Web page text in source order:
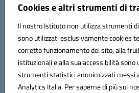
Cookies e altri strumenti di
Il nostro Istituto non utilizza strumenti
sono utilizzati esclusivamente cookies
corretto funzionamento del sito, alla
istituzionali e alla sua accessibilità sono
strumenti statistici anonimizzati messi
Analytics Italia. Per saperne di più sul
via T. Campanella, 80011 Acerra (NA), tel/
Sede succursale con liceo musicale:
via S. Pellico, 80011 Acerra (NA), tel:
Email: nais10900c@istruzione.it | PEC:
Nome Ufficio PA: Uff_eFatturaPA | Codice
C.Fisc: 93056740637